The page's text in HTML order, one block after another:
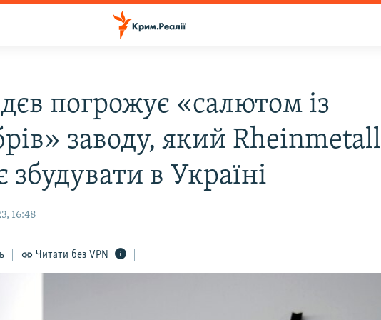
погрожує «салютом із
заводу, який Rheinmetall
збудувати в Україні
16:48
Читати без VPN